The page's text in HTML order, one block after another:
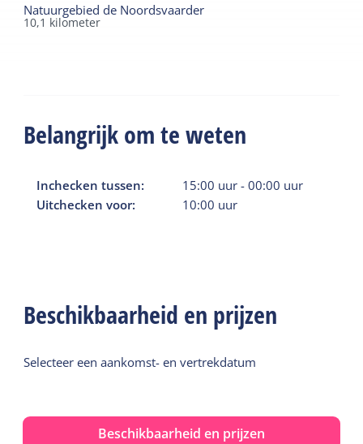
Natuurgebied de Noordsvaarder
10,1 kilometer
Belangrijk om te weten
Inchecken tussen: 15:00 uur -00:00 uur
Uitchecken voor:
10:00 uur
Beschikbaarheid en prijzen
Selecteer een aankomst- en vertrekdatum
Beschikbaarheid en prijzen